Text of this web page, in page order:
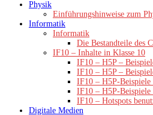
Physik
Einführungshinweise zum
Informatik
Informatik
Die Bestandteile des
IF10 – Inhalte in Klasse 10
IF10 – H5P –
IF10 – H5P –
IF10 – H5P-
IF10 – H5P-
IF10 – Hotspots
Digitale Medien